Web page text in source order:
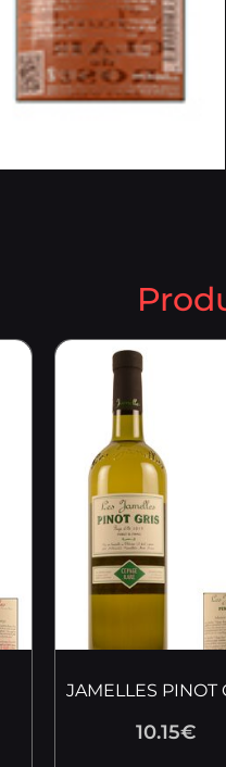
JAMELLES PINOT
10.15€